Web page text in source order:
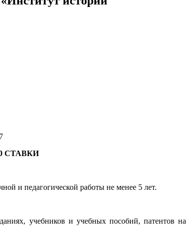
СТАВКИ
и педагогической работы не менее 5 лет.
учебников и учебных пособий, патентов на